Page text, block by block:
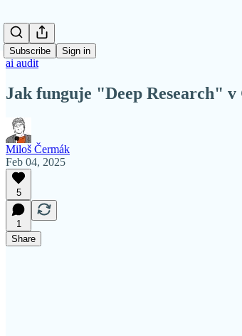
Subscribe Sign in
ai audit
Jak funguje "Deep Research"
Miloš Čermák
Feb 04, 2025
5
1
Share